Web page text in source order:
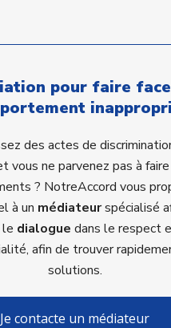
pour faire
des actes de
vous ne parvenez pas à
? NotreAccord vous
à un médiateurspécialisé
dialogue dans le respect
afin de trouver
solutions.
Je contacte un médiateur